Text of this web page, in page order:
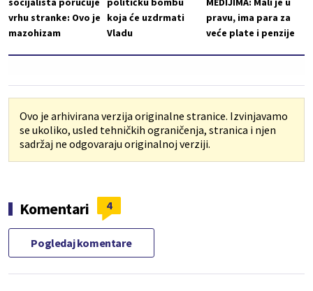
vrhu stranke: Ovo je
mazohizam
koja će uzdrmati
Vladu
pravu, ima para za
veće plate i penzije
Ovo je arhivirana verzija originalne stranice. Izvinjavamo
se ukoliko, usled tehničkih ograničenja, stranica i njen
sadržaj ne odgovaraju originalnoj verziji.
Komentari 4
Pogledaj komentare